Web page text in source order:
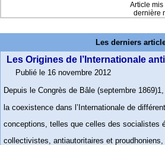
Article
dernière
Les derniers
Les Origines de l’Internationale
Publié le 16 novembre 2012
Depuis le Congrès de Bâle (septembre 1869)1,
la coexistence dans l’Internationale de
conceptions, telles que celles des socialistes
collectivistes, antiautoritaires et proudhoniens,